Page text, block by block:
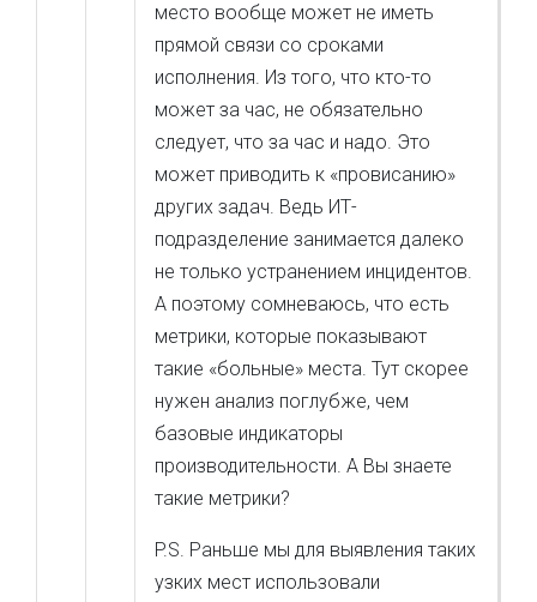
место вообще может не иметь
прямой связи со сроками
исполнения. Из того, что кто-то
может за час, не обязательно
следует, что за час и надо. Это
может приводить к «провисанию»
других задач. Ведь ИТ-
подразделение занимается далеко
не только устранением инцидентов.
А поэтому сомневаюсь, что есть
метрики, которые показывают
такие «больные» места. Тут скорее
нужен анализ поглубже, чем
базовые индикаторы
производительности. А Вы знаете
такие метрики?
P.S. Раньше мы для выявления таких
узких мест использовали